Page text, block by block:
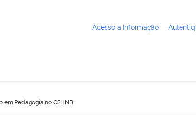
Acesso à Informação
em Pedagogia no CSHNB